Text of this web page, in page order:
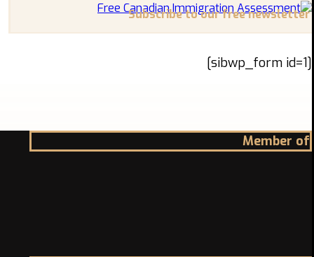
Subscribe to our free newsletter
[sibwp_form id=1]
Member of